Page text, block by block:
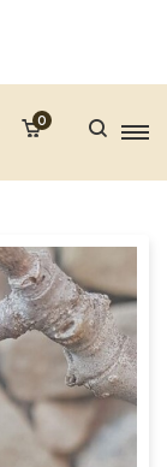
0